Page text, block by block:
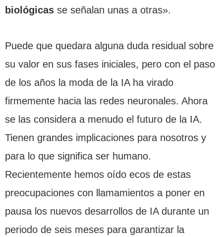
biológicas se señalan unas a otras».
Puede que quedara alguna duda residual sobre
su valor en sus fases iniciales, pero con el paso
de los años la moda de la IA ha virado
firmemente hacia las redes neuronales. Ahora
se las considera a menudo el futuro de la IA.
Tienen grandes implicaciones para nosotros y
para lo que significa ser humano.
Recientemente hemos oído ecos de estas
preocupaciones con llamamientos a poner en
pausa los nuevos desarrollos de IA durante un
periodo de seis meses para garantizar la